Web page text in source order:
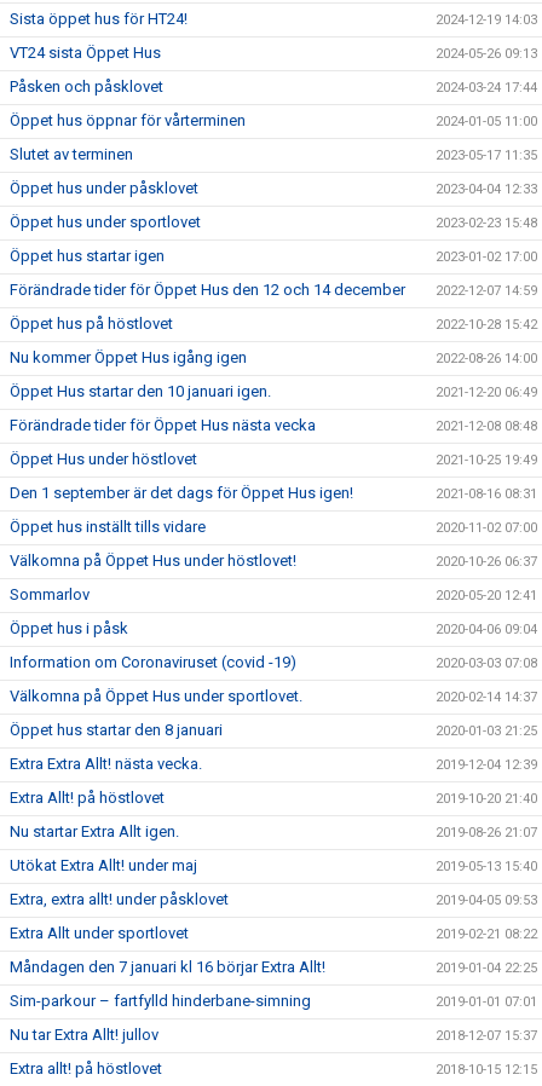
Sista öppet hus för HT24! 2024-12-19 14:03
VT24 sista Öppet Hus 2024-05-26 09:13
Påsken och påsklovet 2024-03-24 17:44
Öppet hus öppnar för vårterminen 2024-01-05 11:00
Slutet av terminen 2023-05-17 11:35
Öppet hus under påsklovet 2023-04-04 12:33
Öppet hus under sportlovet 2023-02-23 15:48
Öppet hus startar igen 2023-01-02 17:00
Förändrade tider för Öppet Hus den 12 och 14 december 2022-12-07 14:59
Öppet hus på höstlovet 2022-10-28 15:42
Nu kommer Öppet Hus igång igen 2022-08-26 14:00
Öppet Hus startar den 10 januari igen. 2021-12-20 06:49
Förändrade tider för Öppet Hus nästa vecka 2021-12-08 08:48
Öppet Hus under höstlovet 2021-10-25 19:49
Den 1 september är det dags för Öppet Hus igen! 2021-08-16 08:31
Öppet hus inställt tills vidare 2020-11-02 07:00
Välkomna på Öppet Hus under höstlovet! 2020-10-26 06:37
Sommarlov 2020-05-20 12:41
Öppet hus i påsk 2020-04-06 09:04
Information om Coronaviruset (covid -19) 2020-03-03 07:08
Välkomna på Öppet Hus under sportlovet. 2020-02-14 14:37
Öppet hus startar den 8 januari 2020-01-03 21:25
Extra Extra Allt! nästa vecka. 2019-12-04 12:39
Extra Allt! på höstlovet 2019-10-20 21:40
Nu startar Extra Allt igen. 2019-08-26 21:07
Utökat Extra Allt! under maj 2019-05-13 15:40
Extra, extra allt! under påsklovet 2019-04-05 09:53
Extra Allt under sportlovet 2019-02-21 08:22
Måndagen den 7 januari kl 16 börjar Extra Allt! 2019-01-04 22:25
Sim-parkour – fartfylld hinderbane-simning 2019-01-01 07:01
Nu tar Extra Allt! jullov 2018-12-07 15:37
Extra allt! på höstlovet 2018-10-15 12:15